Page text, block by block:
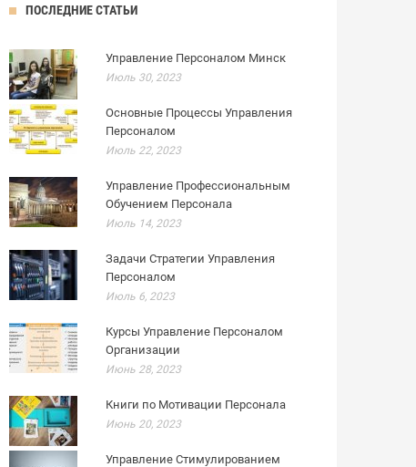
ПОСЛЕДНИЕ СТАТЬИ
Управление Персоналом Минск
Июль 30, 2023
Основные Процессы Управления
Персоналом
Июль 22, 2023
Управление Профессиональным
Обучением Персонала
Июль 14, 2023
Задачи Стратегии Управления
Персоналом
Июль 6, 2023
Курсы Управление Персоналом
Организации
Июнь 28, 2023
Книги по Мотивации Персонала
Июнь 20, 2023
Управление Стимулированием